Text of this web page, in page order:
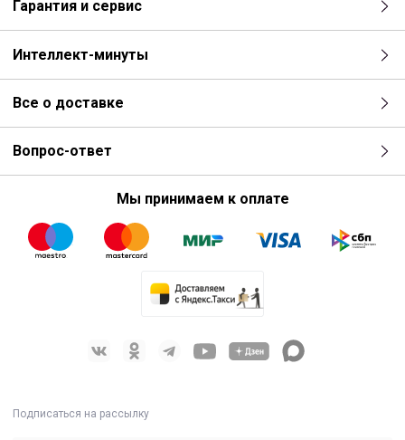
Гарантия и сервис
Интеллект-минуты
Все о доставке
Вопрос-ответ
Мы принимаем к оплате
Подписаться на рассылку